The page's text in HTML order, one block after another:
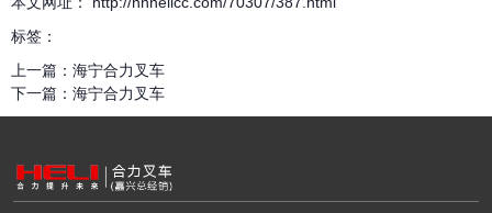
标签：
上一篇： 海宁合力叉车
下一篇： 海宁合力叉车